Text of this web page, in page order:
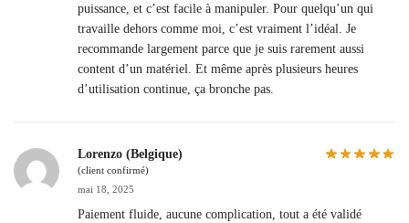
puissance, et c’est facile à manipuler. Pour quelqu’un qui
travaille dehors comme moi, c’est vraiment l’idéal. Je
recommande largement parce que je suis rarement aussi
content d’un matériel. Et même après plusieurs heures
d’utilisation continue, ça bronche pas.
Lorenzo (Belgique)
(client confirmé)
mai 18, 2025
Paiement fluide, aucune complication, tout a été validé